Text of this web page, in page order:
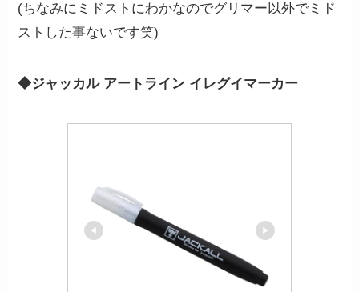
(ちなみにミドストにわかなのでグリマー以外でミド
ストした事ないです笑)
◆ジャッカル アートライン イレグイマーカー